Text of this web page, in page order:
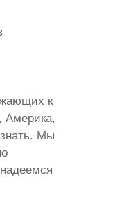
к
Америка,
Мы